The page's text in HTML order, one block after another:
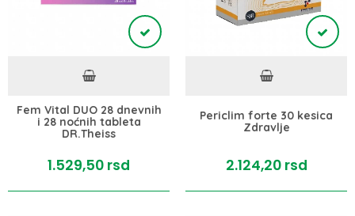
Fem Vital DUO 28 dnevnih
i 28 noćnih tableta
DR.Theiss
1.529,50 rsd
Periclim forte 30 kesica
Zdravlje
2.124,20 rsd